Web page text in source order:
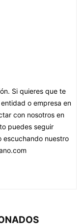
Si quieres que te
o empresa en
con nosotros en
puedes seguir
escuchando nuestro